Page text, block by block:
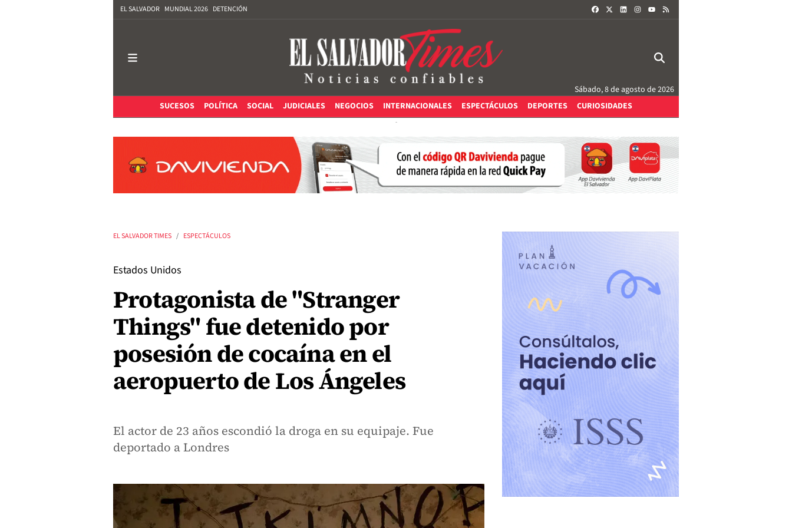
EL SALVADOR MUNDIAL 2026 DETENCIÓN FACEBOOKLINKEDININSTAGRAM
Sábado, 8 de agosto de 2026
SUCESOS
POLÍTICA SOCIAL JUDICIALES NEGOCIOS INTERNACIONALES ESPECTÁCULOS DEPORTES CURIOSIDADES
EL SALVADOR TIMES ESPECTÁCULOS
Estados Unidos
Protagonista de "Stranger
Things" fue detenido por
posesión de cocaína en el
aeropuerto de Los Ángeles
El actor de 23 años escondió la droga en su equipaje. Fue
deportado a Londres